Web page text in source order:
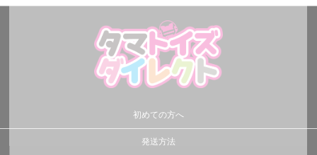
初めての方へ
発送方法